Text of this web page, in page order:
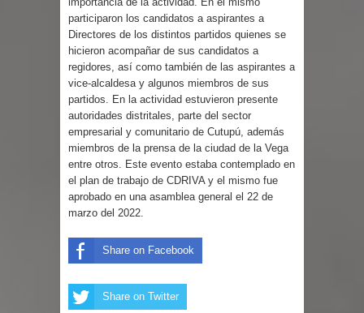
foro “Reserva tu Capital”
Hombre muere tras ser atacado con
agua caliente mientras dormía en
local de Samaná
Condenan a 30 años exteniente por
matar a su esposa y suegra
generarán más de 8 mil empleos
Senado RD aprueba de urgencia
participaron los candidatos a aspirantes a
Directores de los distintos partidos quienes se
hicieron acompañar de sus candidatos a
regidores, así como también de las aspirantes a
vice-alcaldesa y algunos miembros de sus
partidos. En la actividad estuvieron presente
autoridades distritales, parte del sector
empresarial y comunitario de Cutupú, además
miembros de la prensa de la ciudad de la Vega
entre otros. Este evento estaba contemplado en
el plan de trabajo de CDRIVA y el mismo fue
aprobado en una asamblea general el 22 de
marzo del 2022.
Share on Facebook
Share on Twitter